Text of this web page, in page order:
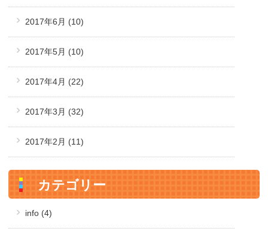
2017年6月 (10)
2017年5月 (10)
2017年4月 (22)
2017年3月 (32)
2017年2月 (11)
カテゴリー
info (4)